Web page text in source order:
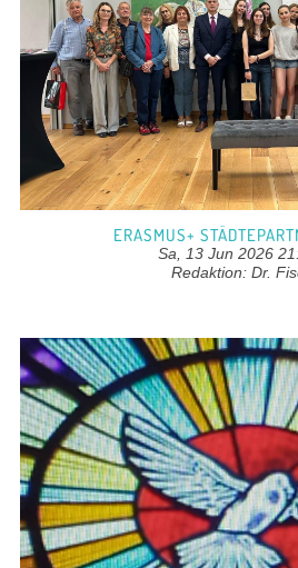
ERASMUS+
Sa, 13 Jun 2026
Redaktion: Dr.